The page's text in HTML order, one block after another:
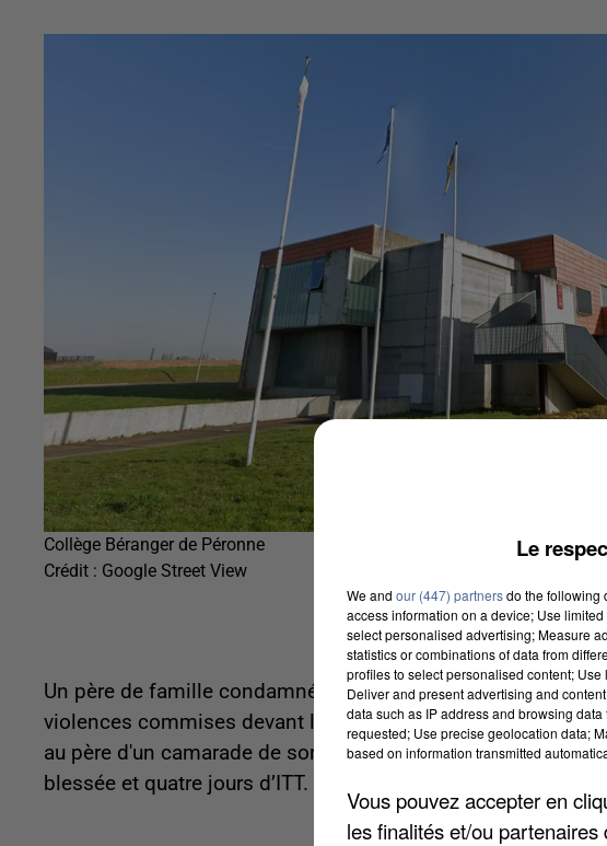
Collège Béranger de Péronne
Crédit : Google Street View
Un père de famille condamné à 4 mois de prison avec
violences commises devant le collège Béranger de
au père d'un camarade de son fils, qu'il accusait de
blessée et quatre jours d’ITT. Le prévenu, absent à
Le
We and our (447) partnersdo the following
access information on a device; Use
select personalised advertising; Measure
statistics or combinations of data from
profiles to select personalised content;
Deliver and present advertising and
data such as IP address and browsing
requested; Use precise geolocation data;
based on information transmitted
Vous pouvez accepter en
les finalités et/ou